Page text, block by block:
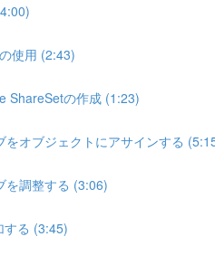
使用 (2:43)
ShareSetの作成 (1:23)
オブジェクトにアサインする
を調整する (3:06)
する (3:45)